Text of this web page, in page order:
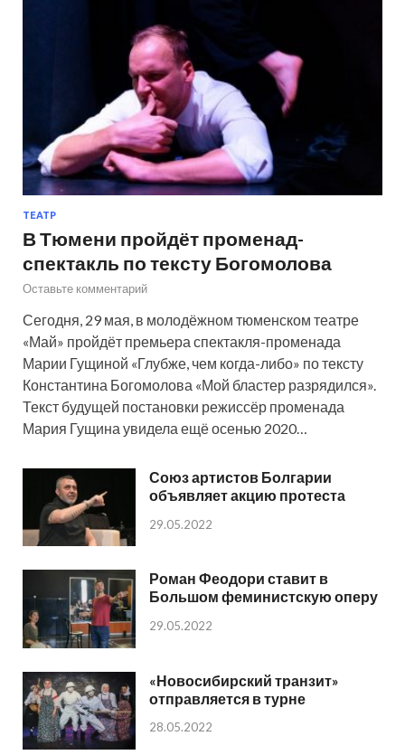
ТЕАТР
В Тюмени пройдёт променад-
спектакль по тексту Богомолова
Оставьте комментарий
Сегодня, 29 мая, в молодёжном тюменском театре
«Май» пройдёт премьера спектакля-променада
Марии Гущиной «Глубже, чем когда-либо» по тексту
Константина Богомолова «Мой бластер разрядился».
Текст будущей постановки режиссёр променада
Мария Гущина увидела ещё осенью 2020…
Союз артистов Болгарии
объявляет акцию протеста
29.05.2022
Роман Феодори ставит в
Большом феминистскую оперу
29.05.2022
«Новосибирский транзит»
отправляется в турне
28.05.2022